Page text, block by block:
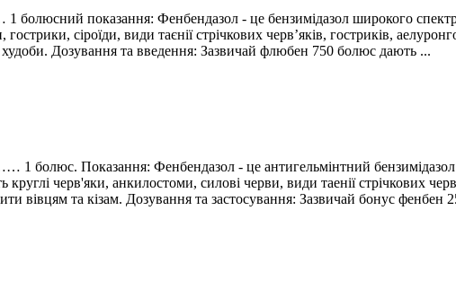
показання: Фенбендазол - це бензимідазол широкого спектру
сіроїди, види таєнії стрічкових черв’яків, гостриків,
Дозування та введення: Зазвичай флюбен 750 болюс дають ...
Показання: Фенбендазол - це антигельмінтний бензимідазол
черв'яки, анкилостоми, силові черви, види таенії стрічкових
вівцям та кізам. Дозування та застосування: Зазвичай бонус фенбен